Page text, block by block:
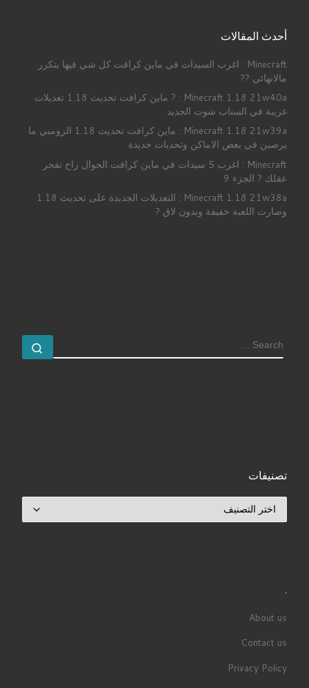
أحدث المقالات
Minecraft : اغرب السيدات في ماين كرافت كل شي فيها يتكرر
مالانهائي ??
Minecraft 1.18 21w40a : ? ماين كرافت تحديث 1.18 تعديلات
غريبة في السناب شوت الجديد
Minecraft 1.18 21w39a : ماين كرافت تحديث 1.18 الزومبي ما
يرصبن في بعض الاماكن وتحديات جديدة
Minecraft : اغرب 5 سيدات في ماين كرافت الجوال راح تفجر
عقلك ? الجزء 9
Minecraft 1.18 21w38a : التعديلات الجدبدة على تحديث 1.18
وصارت اللعبة خفيفة وبدون لاق ?
SEARCH
تصنيفات
.
About us
Contact us
Privacy Policy